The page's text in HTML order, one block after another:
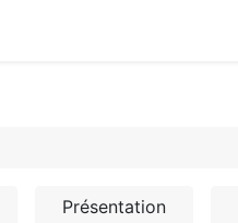
Présentation